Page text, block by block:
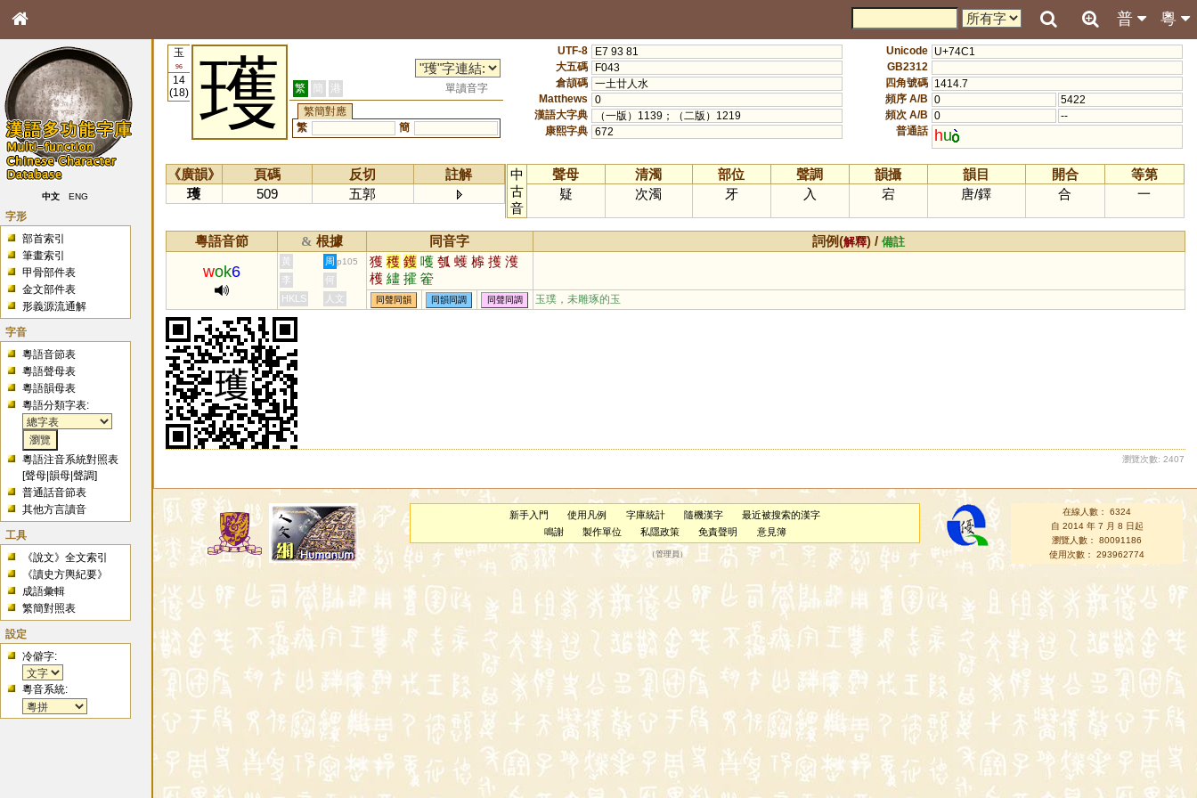
粵
普
中文 ENG
字形
部首索引
筆畫索引
甲骨部件表
金文部件表
形義源流通解
字音
粵語音節表
粵語聲母表
粵語韻母表
粵語分類字表:
粵語注音系統對照表
[聲母 |韻母 |聲調]
普通話音節表
其他方言讀音
工具
《說文》全文索引
《讀史方輿紀要》
成語彙輯
繁簡對照表
設定
冷僻字:
粵音系統:
玉
96
14
(18)
瓁 繁 簡 港
單讀音字
繁簡對應
繁
簡
UTF-8
E7 93 81
大五碼
F043
倉頡碼 一土廿人水
Matthews
0
漢語大字典
（一版）1139；（二版）1219
康熙字典 672
Unicode U+74C1
GB2312
四角號碼 1414.7
頻序 A/B 0
5422
頻次 A/B 0
--
普通話 hu
《廣韻》 頁碼 反切
註解
瓁
509 五郭
中
古
音
聲母 清濁 部位 聲調 韻攝 韻目 開合
等第
疑
次濁 牙 入 宕 唐/鐸 合 一
粵語音節 & 根據 同音字 詞例(解釋) /備註
wok6
黃 周 p105 獲 穫 鑊 嚄 瓠 蠖 㯉 擭 濩
檴 繣 攉 篧
李
何
HKLS
人文 同聲同韻 同韻同調 同聲同調 玉璞，未雕琢的玉
瀏覽次數: 2407
新手入門 使用凡例 字庫統計 隨機漢字
最近被搜索的漢字
鳴謝
製作單位 私隱政策 免責聲明 意見簿
（管理員 ）
在線人數： 6324
自 2014 年 7 月 8 日起
瀏覽人數： 80091186
使用次數： 293962774